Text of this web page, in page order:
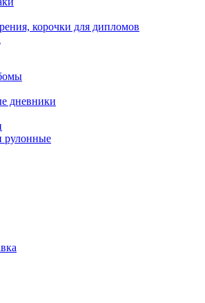
корочки для дипломов
дневники
рулонные